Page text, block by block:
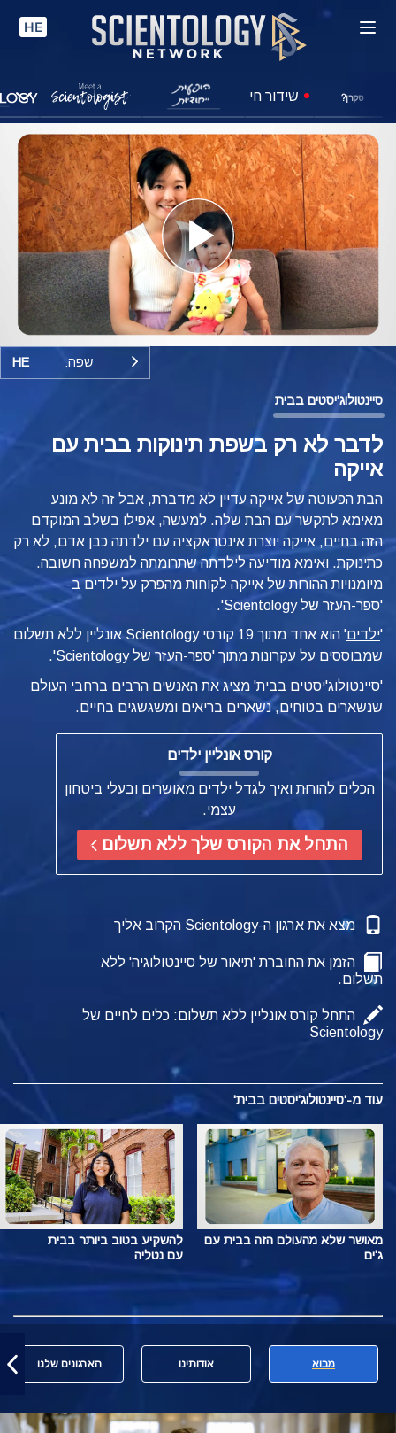
HE
סקרן? שידור חי
Play
Video
שפה: HE
סיינטולוג'יסטים בבית
לדבר לא רק בשפת תינוקות בבית עם
אייקה
הבת הפעוטה של אייקה עדיין לא מדברת, אבל זה לא מונע
מאימא לתקשר עם הבת שלה. למעשה, אפילו בשלב המוקדם
הזה בחיים, אייקה יוצרת אינטראקציה עם ילדתה כבן אדם, לא רק
כתינוקת. ואימא מודיעה לילדתה שתרומתה למשפחה חשובה.
מיומנויות ההורות של אייקה לקוחות מהפרק על ילדים ב-
'ספר-העזר של Scientology'.
'ילדים'
הוא אחד מתוך 19 קורסי Scientology אונליין ללא תשלום
שמבוססים על עקרונות מתוך 'ספר-העזר של Scientology'.
'סיינטולוג'יסטים בבית' מציג את האנשים הרבים ברחבי העולם
שנשארים בטוחים, נשארים בריאים ומשגשגים בחיים.
קורס אונליין ילדים
הכלים להורוּת ואיך לגדל ילדים מאושרים ובעלי ביטחון
עצמי.
התחל את הקורס שלך ללא תשלום
מצא את ארגון ה-Scientology הקרוב אליך
הזמן את החוברת 'תיאור של סיינטולוגיה' ללא
תשלום.
התחל קורס אונליין ללא תשלום: כלים לחיים של
Scientology
עוד מ-'סיינטולוג'יסטים בבית'
מאושר שלא מהעולם הזה בבית עם
ג'ים
להשקיע בטוב ביותר בבית
עם נטליה
מבוא אודותינו הארגונים שלנו